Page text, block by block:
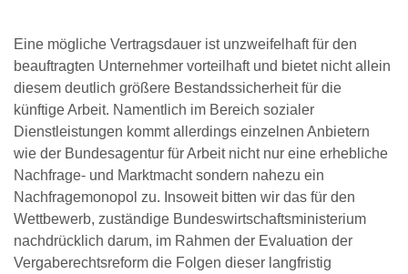
Eine mögliche Vertragsdauer ist unzweifelhaft für den
beauftragten Unternehmer vorteilhaft und bietet nicht allein
diesem deutlich größere Bestandssicherheit für die
künftige Arbeit. Namentlich im Bereich sozialer
Dienstleistungen kommt allerdings einzelnen Anbietern
wie der Bundesagentur für Arbeit nicht nur eine erhebliche
Nachfrage- und Marktmacht sondern nahezu ein
Nachfragemonopol zu. Insoweit bitten wir das für den
Wettbewerb, zuständige Bundeswirtschaftsministerium
nachdrücklich darum, im Rahmen der Evaluation der
Vergaberechtsreform die Folgen dieser langfristig